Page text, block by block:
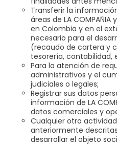
Transferir la
áreas de LA
en Colombia y en el
necesario para el
(recaudo de cartera y
tesorería, contabilidad,
Para la atención de
administrativos y el
judiciales o legales;
Registrar sus datos
información de LA
datos comerciales y
Cualquier otra
anteriormente
desarrollar el objeto